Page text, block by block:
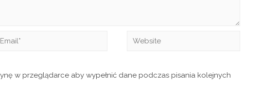
w przeglądarce aby wypełnić dane podczas pisania kolejnych